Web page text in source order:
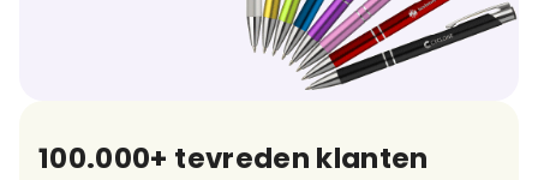
100.000+ tevreden klanten